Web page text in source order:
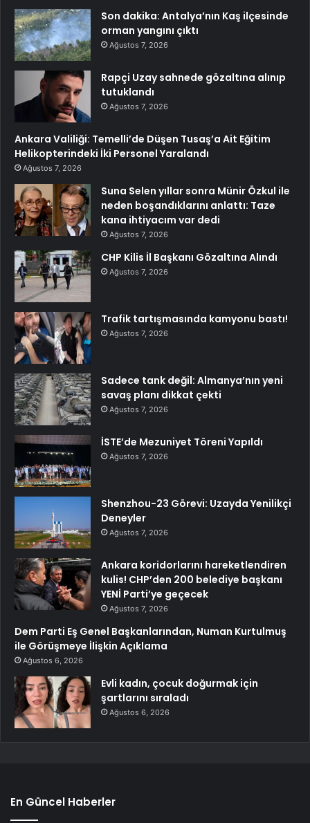
Son dakika: Antalya’nın Kaş ilçesinde
orman yangını çıktı
Ağustos 7, 2026
Rapçi Uzay sahnede gözaltına alınıp
tutuklandı
Ağustos 7, 2026
Ankara Valiliği: Temelli’de Düşen Tusaş’a Ait Eğitim
Helikopterindeki İki Personel Yaralandı
Ağustos 7, 2026
Suna Selen yıllar sonra Münir Özkul ile
neden boşandıklarını anlattı: Taze
kana ihtiyacım var dedi
Ağustos 7, 2026
CHP Kilis İl Başkanı Gözaltına Alındı
Ağustos 7, 2026
Trafik tartışmasında kamyonu bastı!
Ağustos 7, 2026
Sadece tank değil: Almanya’nın yeni
savaş planı dikkat çekti
Ağustos 7, 2026
İSTE’de Mezuniyet Töreni Yapıldı
Ağustos 7, 2026
Shenzhou-23 Görevi: Uzayda Yenilikçi
Deneyler
Ağustos 7, 2026
Ankara koridorlarını hareketlendiren
kulis! CHP’den 200 belediye başkanı
YENİ Parti’ye geçecek
Ağustos 7, 2026
Dem Parti Eş Genel Başkanlarından, Numan Kurtulmuş
ile Görüşmeye İlişkin Açıklama
Ağustos 6, 2026
Evli kadın, çocuk doğurmak için
şartlarını sıraladı
Ağustos 6, 2026
En Güncel Haberler